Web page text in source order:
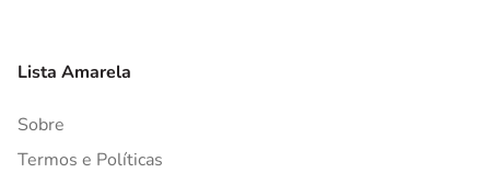
Lista Amarela
Sobre
Termos e Políticas